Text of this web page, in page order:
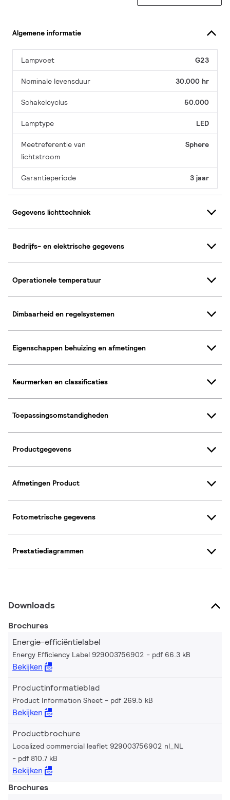
Algemene informatie
Lampvoet G23
Nominale levensduur 30.000 hr
Schakelcyclus 50.000
Lamptype LED
Meetreferentie van
lichtstroom
Sphere
Garantieperiode 3 jaar
Gegevens lichttechniek
Bedrijfs- en elektrische gegevens
Operationele temperatuur
Dimbaarheid en regelsystemen
Eigenschappen behuizing en afmetingen
Keurmerken en classificaties
Toepassingsomstandigheden
Productgegevens
Afmetingen Product
Fotometrische gegevens
Prestatiediagrammen
Downloads
Brochures
Energie-efficiëntielabel
Energy Efficiency Label 929003756902 pdf 66.3 kB
Bekijken
Productinformatieblad
Product Information Sheet pdf 269.5 kB
Bekijken
Productbrochure
Localized commercial leaflet 929003756902 nl_NL
pdf 810.7 kB
Bekijken
Brochures